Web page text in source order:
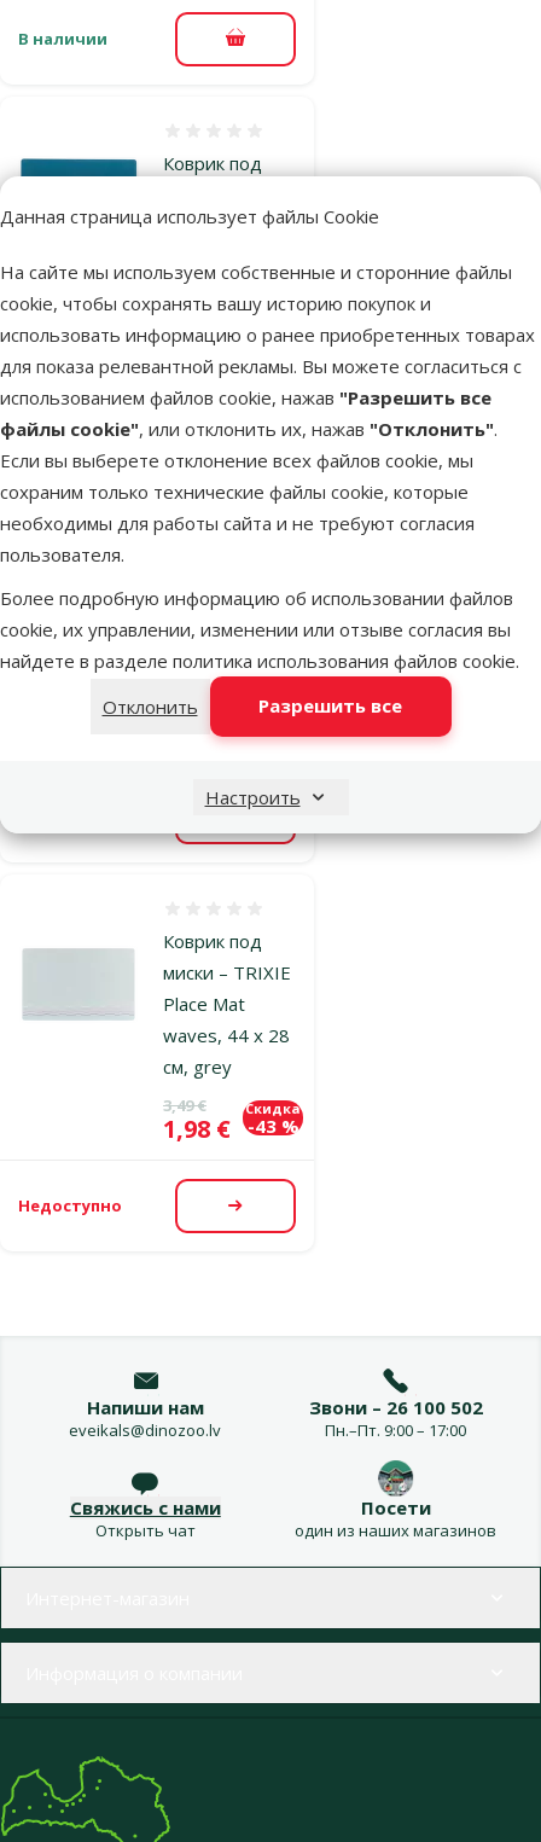
Данная страница использует файлы Cookie
На сайте мы используем собственные и сторонние файлы
cookie, чтобы сохранять вашу историю покупок и
использовать информацию о ранее приобретенных товарах
для показа релевантной рекламы. Вы можете согласиться с
использованием файлов cookie, нажав "Разрешить все
файлы cookie", или отклонить их, нажав "Отклонить".
Если вы выберете отклонение всех файлов cookie, мы
сохраним только технические файлы cookie, которые
необходимы для работы сайта и не требуют согласия
пользователя.
Более подробную информацию об использовании файлов
cookie, их управлении, изменении или отзыве согласия вы
найдете в разделе политика использования файлов cookie.
Отклонить
Разрешить все
Настроить
В наличии В корзину
Коврик под
Place Mat cat
3,49 €
Цена
1,98 €
Скидка
-43 %
Недоступно Посмотреть
Place Mat paw
prints, 44 x 28
см, white
Оценка 0%
Исходная цена
3,49 €
Цена
1,98 €
Скидка
-43 %
Коврик под
миски – TRIXIE
Place Mat
waves, 44 x 28
см, grey
Исходная цена
3,49 €
Цена
1,98 €
Скидка
-43 %
Недоступно Посмотреть
Напиши нам
eveikals@dinozoo.lv
Звони – 26 100 502
Пн.–Пт. 9:00 – 17:00
Свяжись с нами
Открыть чат
Посети
один из наших магазинов